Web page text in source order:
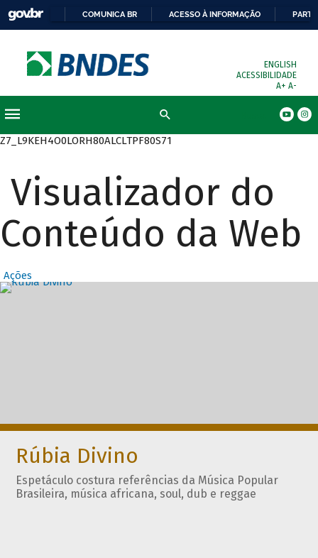
COMUNICA BR ACESSO À INFORMAÇÃO
ENGLISH
ACESSIBILIDADE
A+ A-
Z7_L9KEH4O0LORH80ALCLTPF80S71
Visualizador do
Conteúdo da Web
Ações
Destaques
Rúbia Divino
Espetáculo costura referências da Música Popular
Brasileira, música africana, soul, dub e reggae